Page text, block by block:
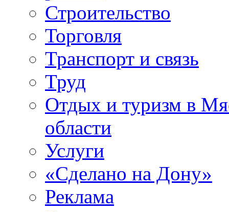
Строительство
Торговля
Транспорт и связь
Труд
Отдых и туризм в
области
Услуги
«Сделано на Дону»
Реклама